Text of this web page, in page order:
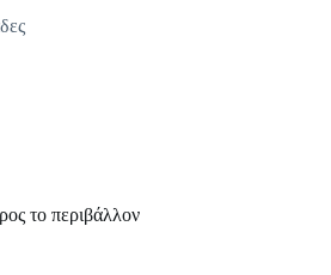
το περιβάλλον